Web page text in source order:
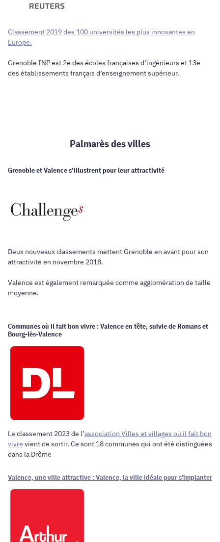
Classement 2019 des 100 universités les plus innovantes en
Europe.
Grenoble INP est 2e des écoles françaises d’ingénieurs et 13e
des établissements français d’enseignement supérieur.
Palmarès des villes
Grenoble et Valence s’illustrent pour leur attractivité
Deux nouveaux classements mettent Grenoble en avant pour son
attractivité en novembre 2018.
Valence est également remarquée comme agglomération de taille
moyenne.
Communes où il fait bon vivre : Valence en tête, suivie de Romans et
Bourg-lès-Valence
Le classement 2023 de l’association Villes et villages où il fait bon
vivre vient de sortir. Ce sont 18 communes qui ont été distinguées
dans la Drôme
Valence, une ville attractive : Valence, la ville idéale pour s'implanter